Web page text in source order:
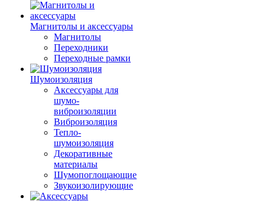
Магнитолы и аксессуары
Магнитолы
Переходники
Переходные рамки
Шумоизоляция
Аксессуары для
шумо-
виброизоляции
Виброизоляция
Тепло-
шумоизоляция
Декоративные
материалы
Шумопоглощающие
Звукоизолирующие